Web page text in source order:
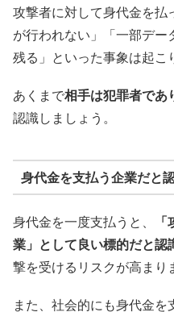
攻撃者に対して身代金を払
が行われない」「一部デ
残る」といった事象は起こ
あくまで相手は犯罪者であ
認識しましょう。
身代金を支払う企業だと
身代金を一度支払うと、
業」として良い標的だと認
撃を受けるリスクが高まり
また、社会的にも身代金